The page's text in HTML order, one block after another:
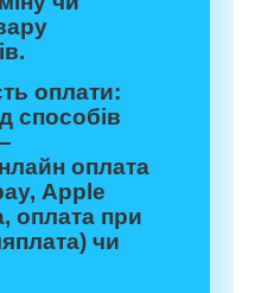
оплати:
способів
оплата
Apple
оплата при
чи